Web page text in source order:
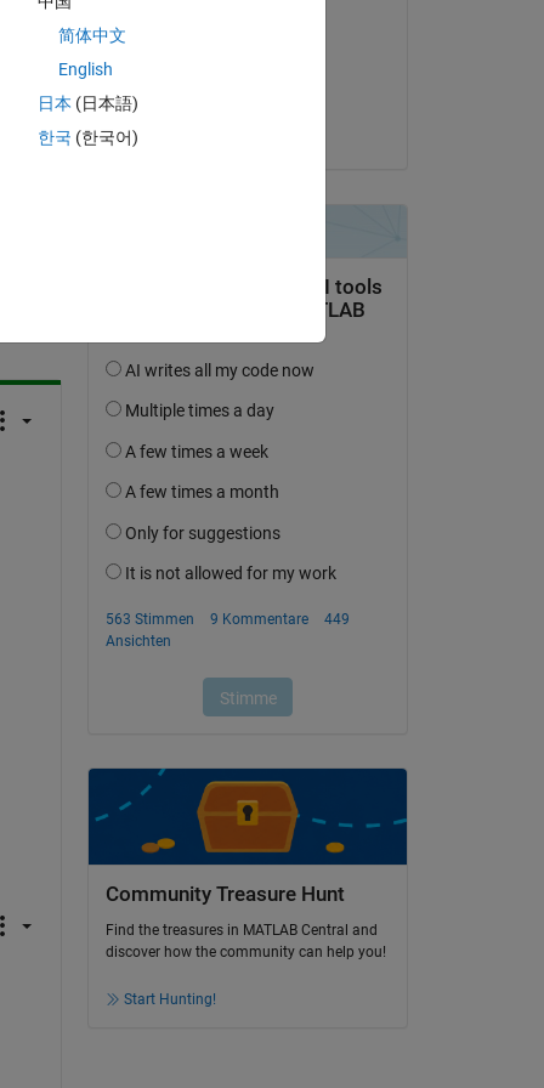
Akzeptiert:
Community Treasure Hunt
Find the treasures in MATLAB Central and
discover how the community can help you!
Start Hunting!
简体中文
English
日本 (日本語)
한국 (한국어)